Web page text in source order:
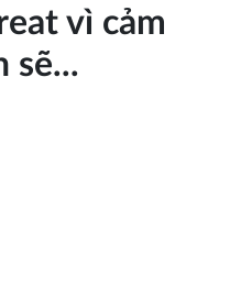
vì cảm
sẽ...